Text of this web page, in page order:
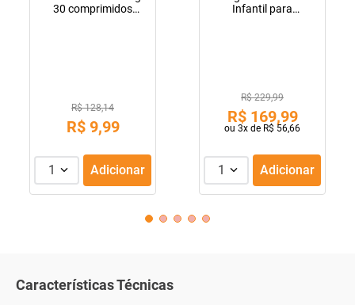
30 comprimidos
R$ 128,14
R$ 9,99
1 Adicionar
Infantil para
R$ 229,99
R$ 169,99
ou 3x de R$ 56,66
1 Adicionar
Características Técnicas